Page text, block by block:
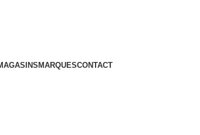
MARQUESCONTACT